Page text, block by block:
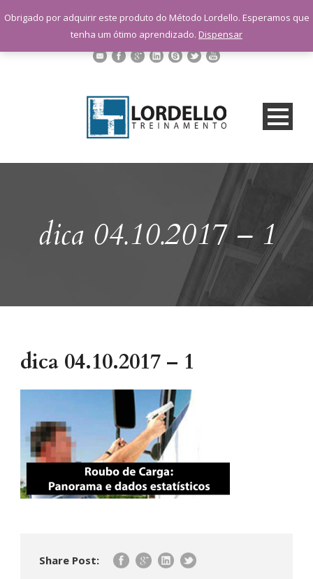
sac@lordellotreinamento.com.br
+55 11 9 1398-3091
dica 04.10.2017 – 1
dica 04.10.2017 – 1
Share Post:
Obrigado por adquirir este produto do Método Lordello. Esperamos que
tenha um ótimo aprendizado. Dispensar